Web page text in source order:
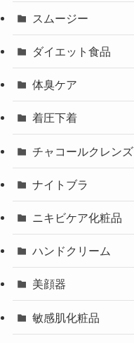
スムージー
ダイエット食品
体臭ケア
着圧下着
チャコールクレンズ
ナイトブラ
ニキビケア化粧品
ハンドクリーム
美顔器
敏感肌化粧品